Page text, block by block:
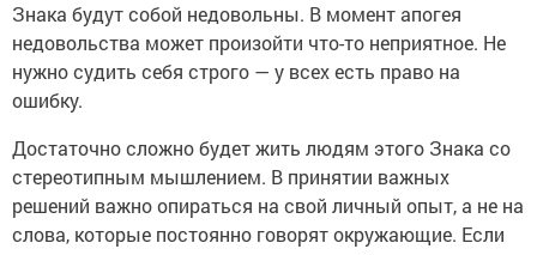
Знака будут собой недовольны. В момент апогея
недовольства может произойти что-то неприятное. Не
нужно судить себя строго — у всех есть право на
ошибку.
Достаточно сложно будет жить людям этого Знака со
стереотипным мышлением. В принятии важных
решений важно опираться на свой личный опыт, а не на
слова, которые постоянно говорят окружающие. Если